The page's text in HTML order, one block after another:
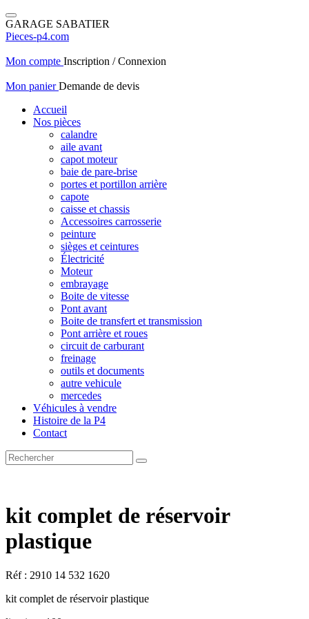
GARAGE SABATIER
Pieces-p4.com
Mon compte Inscription / Connexion
Mon panierDemande de devis
Accueil
Nos pièces
calandre
aile avant
capot moteur
baie de pare-brise
portes et portillon arrière
capote
caisse et chassis
Accessoires carrosserie
peinture
sièges et ceintures
Électricité
Moteur
embrayage
Boite de vitesse
Pont avant
Boite de transfert et transmission
Pont arrière et roues
circuit de carburant
freinage
outils et documents
autre vehicule
mercedes
Véhicules à vendre
Histoire de la P4
Contact
kit complet de réservoir
plastique
Réf : 2910 14 532 1620
kit complet de réservoir plastique